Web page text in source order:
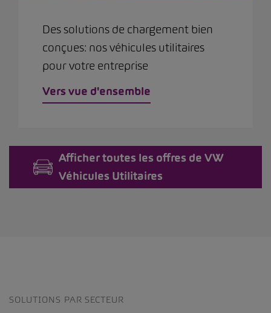
Des solutions de chargement bien
conçues: nos véhicules utilitaires
pour votre entreprise
Vers vue d'ensemble
Afficher toutes les offres de VW
Véhicules Utilitaires
SOLUTIONS PAR SECTEUR